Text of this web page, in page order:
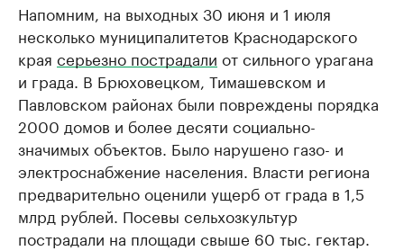
Напомним, на выходных 30 июня и 1 июля
несколько муниципалитетов Краснодарского
края серьезно пострадали от сильного урагана
и града. В Брюховецком, Тимашевском и
Павловском районах были повреждены порядка
2000 домов и более десяти социально-
значимых объектов. Было нарушено газо- и
электроснабжение населения. Власти региона
предварительно оценили ущерб от града в 1,5
млрд рублей. Посевы сельхозкультур
пострадали на площади свыше 60 тыс. гектар.